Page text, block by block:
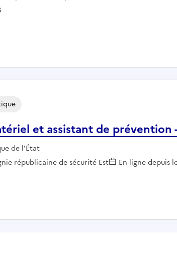
en Réanimation Cardiaque Pédiatrique F/H
et assistant de prévention
:de l'État
républicaine de sécurité Est En ligne depuis
du matériel et assistant de prévention -